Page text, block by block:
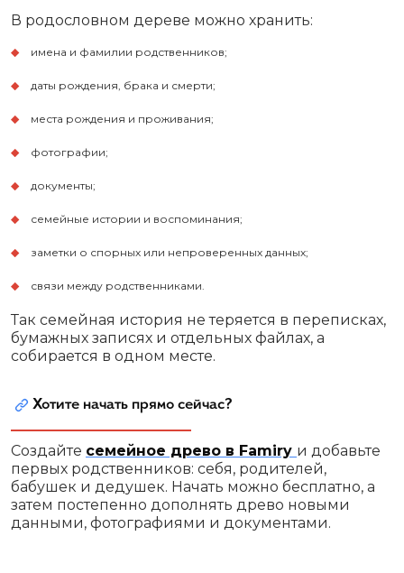
В родословном дереве можно хранить:
имена и фамилии родственников;
даты рождения, брака и смерти;
места рождения и проживания;
фотографии;
документы;
семейные истории и воспоминания;
заметки о спорных или непроверенных данных;
связи между родственниками.
Так семейная история не теряется в переписках,
бумажных записях и отдельных файлах, а
собирается в одном месте.
Хотите начать прямо сейчас?
Создайте семейное древо в Famiry и добавьте
первых родственников: себя, родителей,
бабушек и дедушек. Начать можно бесплатно, а
затем постепенно дополнять древо новыми
данными, фотографиями и документами.